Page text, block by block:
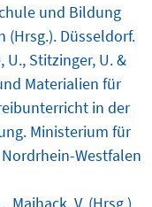
und Bildung
(Hrsg.). Düsseldorf.
U., Stitzinger, U. &
Materialien für
in der
Ministerium für
Westfalen